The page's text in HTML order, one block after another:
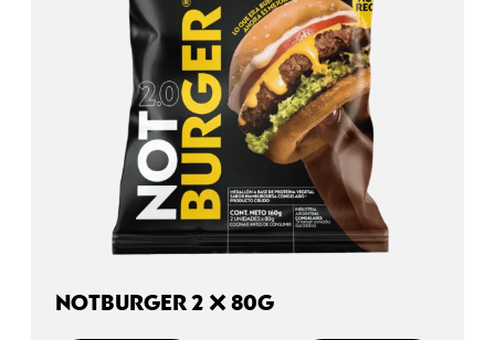
NOTBURGER 2 X 80G